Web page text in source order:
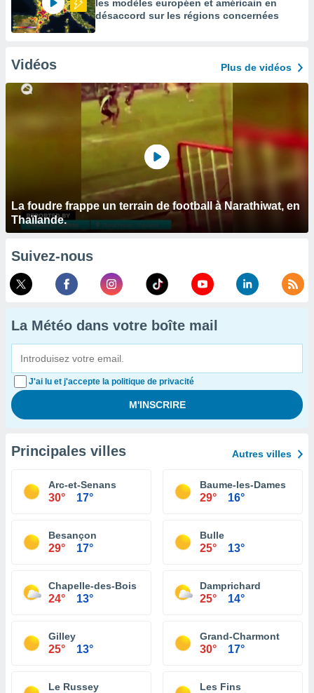
les modèles européen et américain en
désaccord sur les régions concernées
Vidéos Plus de vidéos
La foudre frappe un terrain de football à Narathiwat, en
Thaïlande.
Suivez-nous
La Météo dans votre boîte mail
J'ai lu et j'accepte la politique de privacité
Principales villes Autres villes
Arc-et-Senans
30° 17°
Baume-les-Dames
29° 16°
Besançon
29° 17°
Bulle
25° 13°
Chapelle-des-Bois
24° 13°
Damprichard
25° 14°
Gilley
25° 13°
Grand-Charmont
30° 17°
Le Russey Les Fins